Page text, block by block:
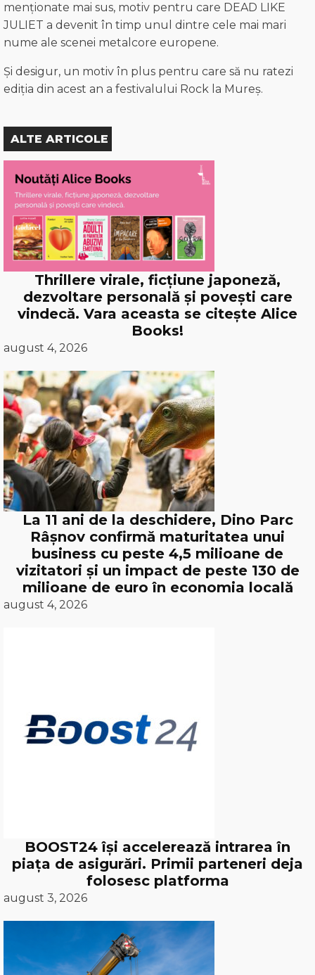
menționate mai sus, motiv pentru care DEAD LIKE
JULIET a devenit în timp unul dintre cele mai mari
nume ale scenei metalcore europene.
Și desigur, un motiv în plus pentru care să nu ratezi
ediția din acest an a festivalului Rock la Mureș.
ALTE ARTICOLE
Thrillere virale, ficțiune japoneză,
dezvoltare personală și povești care
vindecă. Vara aceasta se citește Alice
Books!
august 4, 2026
La 11 ani de la deschidere, Dino Parc
Râșnov confirmă maturitatea unui
business cu peste 4,5 milioane de
vizitatori și un impact de peste 130 de
milioane de euro în economia locală
august 4, 2026
BOOST24 își accelerează intrarea în
piața de asigurări. Primii parteneri deja
folosesc platforma
august 3, 2026